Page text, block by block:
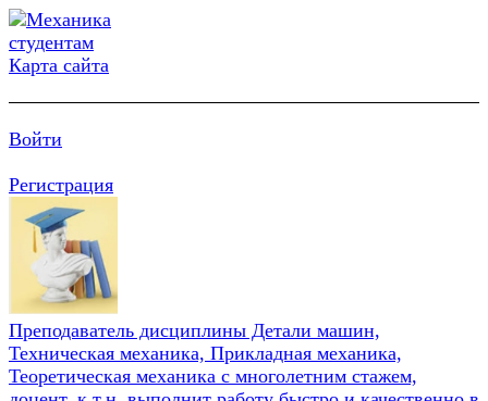
Карта сайта
Войти
Регистрация
Преподаватель дисциплины Детали машин,
Техническая механика, Прикладная механика,
Теоретическая механика с многолетним стажем,